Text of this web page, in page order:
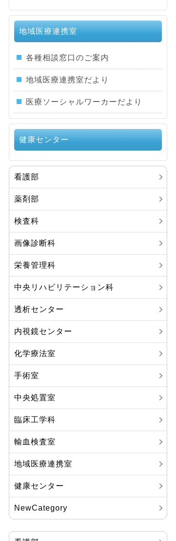
地域医療連携室
各種相談窓口のご案内
地域医療連携室だより
医療ソーシャルワーカーだより
健康センター
看護部
薬剤部
検査科
画像診断科
栄養管理科
中央リハビリテーション科
透析センター
内視鏡センター
化学療法室
手術室
中央処置室
臨床工学科
輸血検査室
地域医療連携室
健康センター
NewCategory